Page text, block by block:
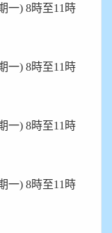
一) 8時至11時
一) 8時至11時
一) 8時至11時
一) 8時至11時